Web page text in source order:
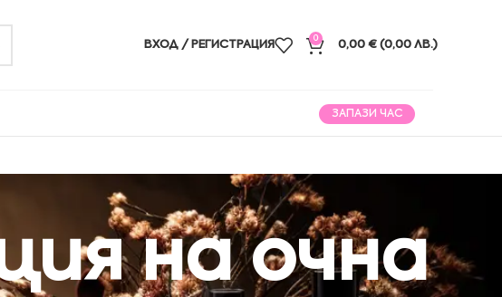
ВХОД / РЕГИСТРАЦИЯ
0
0,00 € (0,00 ЛВ.)
ЗАПАЗИ ЧАС
на очна